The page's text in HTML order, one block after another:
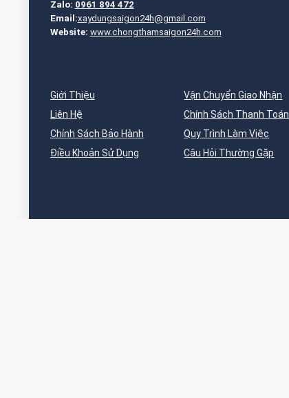
Zalo: 0961 894 472
Email:xaydungsaigon24h@gmail.com
Website: www.chongthamsaigon24h.com
Giới Thiệu
Liên Hệ
Chính Sách Bảo Hành
Điều Khoản Sử Dụng
Vận Chuyển Giao Nhận
Chính Sách Thanh Toán
Quy Trình Làm Việc
Câu Hỏi Thường Gặp